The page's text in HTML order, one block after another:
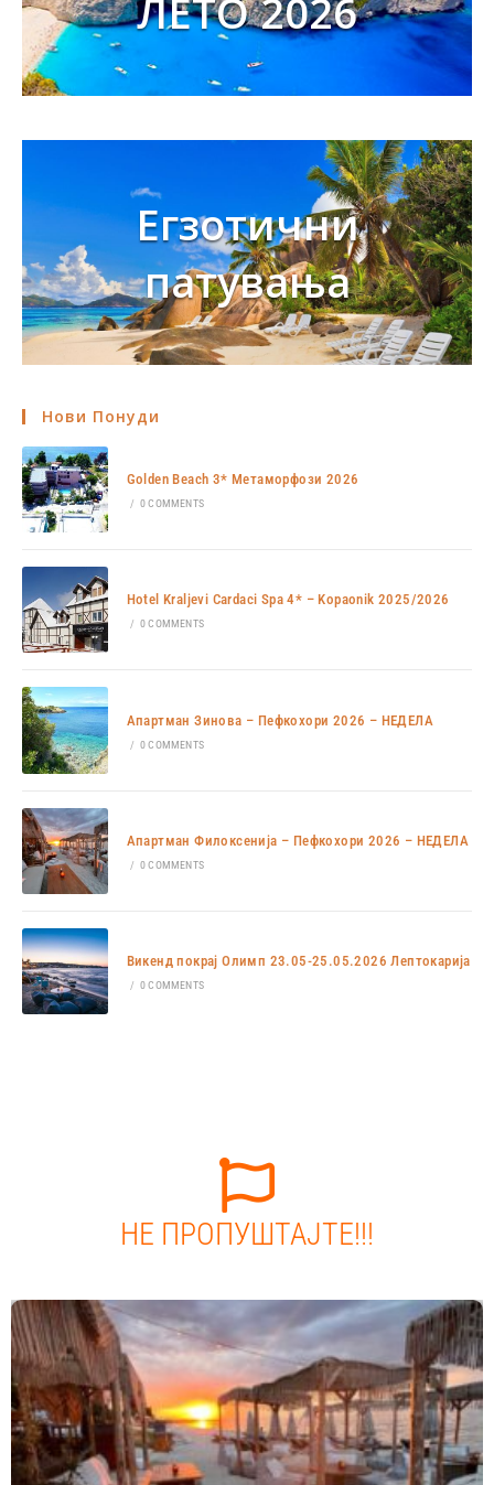
ЛЕТО 2026
Егзотични
патувања
Нови Понуди
Golden Beach 3* Метаморфози 2026
/ 0 COMMENTS
Hotel Kraljevi Cardaci Spa 4* – Kopaonik 2025/2026
/ 0 COMMENTS
Апартман Зинова – Пефкохори 2026 – НЕДЕЛА
/ 0 COMMENTS
Апартман Филоксенија – Пефкохори 2026 – НЕДЕЛА
/ 0 COMMENTS
Викенд покрај Олимп 23.05-25.05.2026 Лептокарија
/ 0 COMMENTS
НЕ ПРОПУШТАЈТЕ!!!